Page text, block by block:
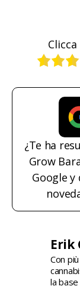
¿Te ha
Grow
Google
Erik
Con
la